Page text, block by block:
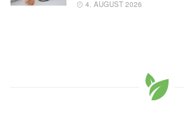
4. AUGUST 2026